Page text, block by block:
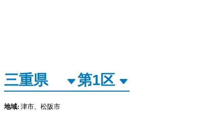
地域: 津市、松阪市